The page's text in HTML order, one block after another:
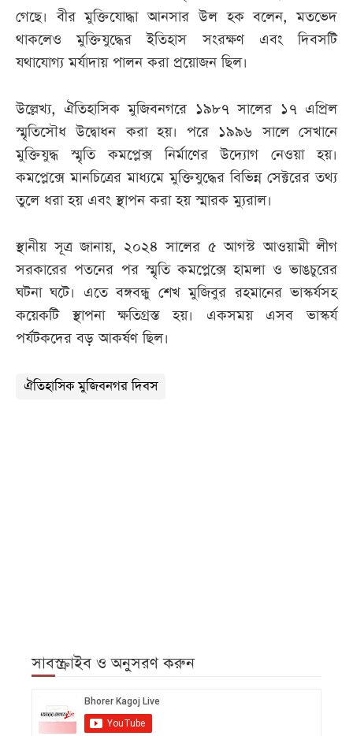
গেছে। বীর মুক্তিযোদ্ধা আনসার উল হক বলেন, মতভেদ
থাকলেও মুক্তিযুদ্ধের ইতিহাস সংরক্ষণ এবং দিবসটি
যথাযোগ্য মর্যাদায় পালন করা প্রয়োজন ছিল।
উল্লেখ্য, ঐতিহাসিক মুজিবনগরে ১৯৮৭ সালের ১৭ এপ্রিল
স্মৃতিসৌধ উদ্বোধন করা হয়। পরে ১৯৯৬ সালে সেখানে
মুক্তিযুদ্ধ স্মৃতি কমপ্লেক্স নির্মাণের উদ্যোগ নেওয়া হয়।
কমপ্লেক্সে মানচিত্রের মাধ্যমে মুক্তিযুদ্ধের বিভিন্ন সেক্টরের তথ্য
তুলে ধরা হয় এবং স্থাপন করা হয় স্মারক ম্যুরাল।
স্থানীয় সূত্র জানায়, ২০২৪ সালের ৫ আগস্ট আওয়ামী লীগ
সরকারের পতনের পর স্মৃতি কমপ্লেক্সে হামলা ও ভাঙচুরের
ঘটনা ঘটে। এতে বঙ্গবন্ধু শেখ মুজিবুর রহমানের ভাস্কর্যসহ
কয়েকটি স্থাপনা ক্ষতিগ্রস্ত হয়। একসময় এসব ভাস্কর্য
পর্যটকদের বড় আকর্ষণ ছিল।
ঐতিহাসিক মুজিবনগর দিবস
সাবস্ক্রাইব ও অনুসরণ করুন